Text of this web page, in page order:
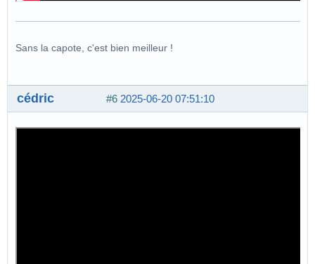
Sans la capote, c'est bien meilleur !
#6 2025-06-20 07:51:10
cédric